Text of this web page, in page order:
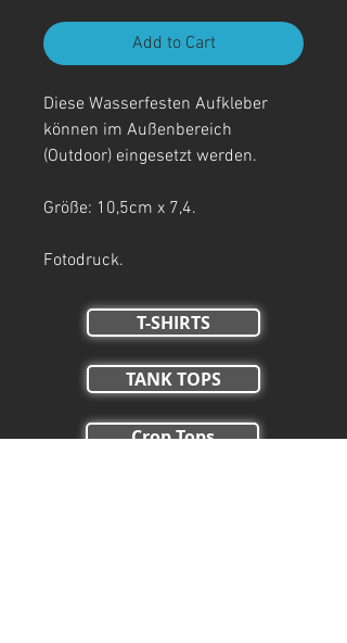
Add to Cart
Diese Wasserfesten Aufkleber
können im Außenbereich
(Outdoor) eingesetzt werden.
Größe: 10,5cm x 7,4.
Fotodruck.
T-SHIRTS
TANK TOPS
Crop Tops